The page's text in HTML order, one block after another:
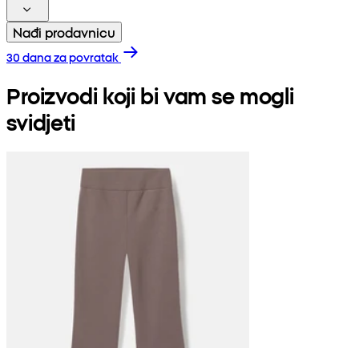
Nađi prodavnicu
30 dana za povratak
Proizvodi koji bi vam se mogli
svidjeti